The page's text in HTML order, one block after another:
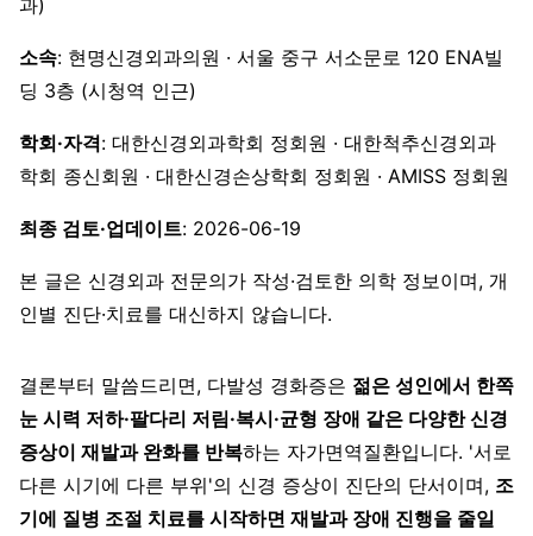
소속: 현명신경외과의원 · 서울 중구 서소문로 120 ENA빌
딩 3층 (시청역 인근)
학회·자격: 대한신경외과학회 정회원 · 대한척추신경외과
학회 종신회원 · 대한신경손상학회 정회원 · AMISS 정회원
최종 검토·업데이트: 2026-06-19
본 글은 신경외과 전문의가 작성·검토한 의학 정보이며, 개
인별 진단·치료를 대신하지 않습니다.
결론부터 말씀드리면, 다발성 경화증은 젊은 성인에서 한쪽
눈 시력 저하·팔다리 저림·복시·균형 장애 같은 다양한 신경
증상이 재발과 완화를 반복하는 자가면역질환입니다. '서로
다른 시기에 다른 부위'의 신경 증상이 진단의 단서이며, 조
기에 질병 조절 치료를 시작하면 재발과 장애 진행을 줄일